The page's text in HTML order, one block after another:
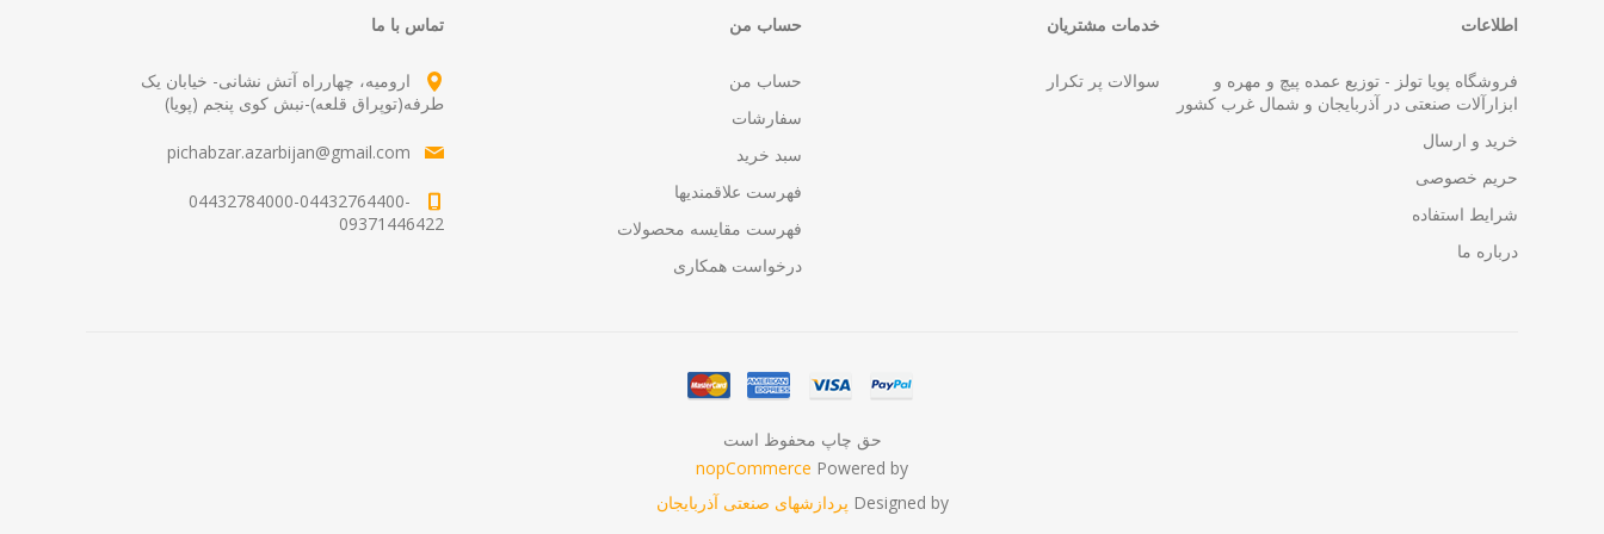
اطلاعات
فروشگاه پویا تولز - توزیع عمده پیچ و مهره و
ابزارآلات صنعتی در آذربایجان و شمال غرب کشور
خرید و ارسال
حریم خصوصی
شرایط استفاده
درباره ما
خدمات مشتریان
سوالات پر تکرار
حساب من
حساب من
سفارشات
سبد خرید
فهرست علاقمندیها
فهرست مقایسه محصولات
درخواست همکاری
تماس با ما
ارومیه، چهارراه آتش نشانی- خیابان یک
طرفه(توپراق قلعه)-نبش کوی پنجم (پویا)
pichabzar.azarbijan@gmail.com
04432784000-04432764400-
09371446422
حق چاپ محفوظ است
Powered by
nopCommerce
Designed by پردازشهای صنعتی آذربایجان